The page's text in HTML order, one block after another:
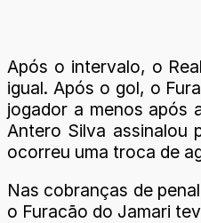
Após o intervalo, o
igual. Após o gol, o
jogador a menos após
Antero Silva assinalou
ocorreu uma troca de
Nas cobranças de
o Furacão do Jamari